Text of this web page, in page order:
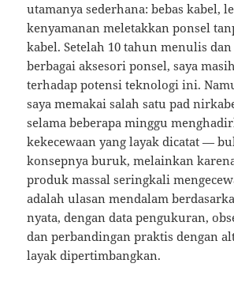
utamanya sederhana: bebas kabel,
kenyamanan meletakkan ponsel
kabel. Setelah 10 tahun menulis
berbagai aksesori ponsel, saya
terhadap potensi teknologi ini.
saya memakai salah satu pad
selama beberapa minggu
kekecewaan yang layak dicatat —
konsepnya buruk, melainkan
produk massal seringkali
adalah ulasan mendalam
nyata, dengan data pengukuran,
dan perbandingan praktis dengan
layak dipertimbangkan.